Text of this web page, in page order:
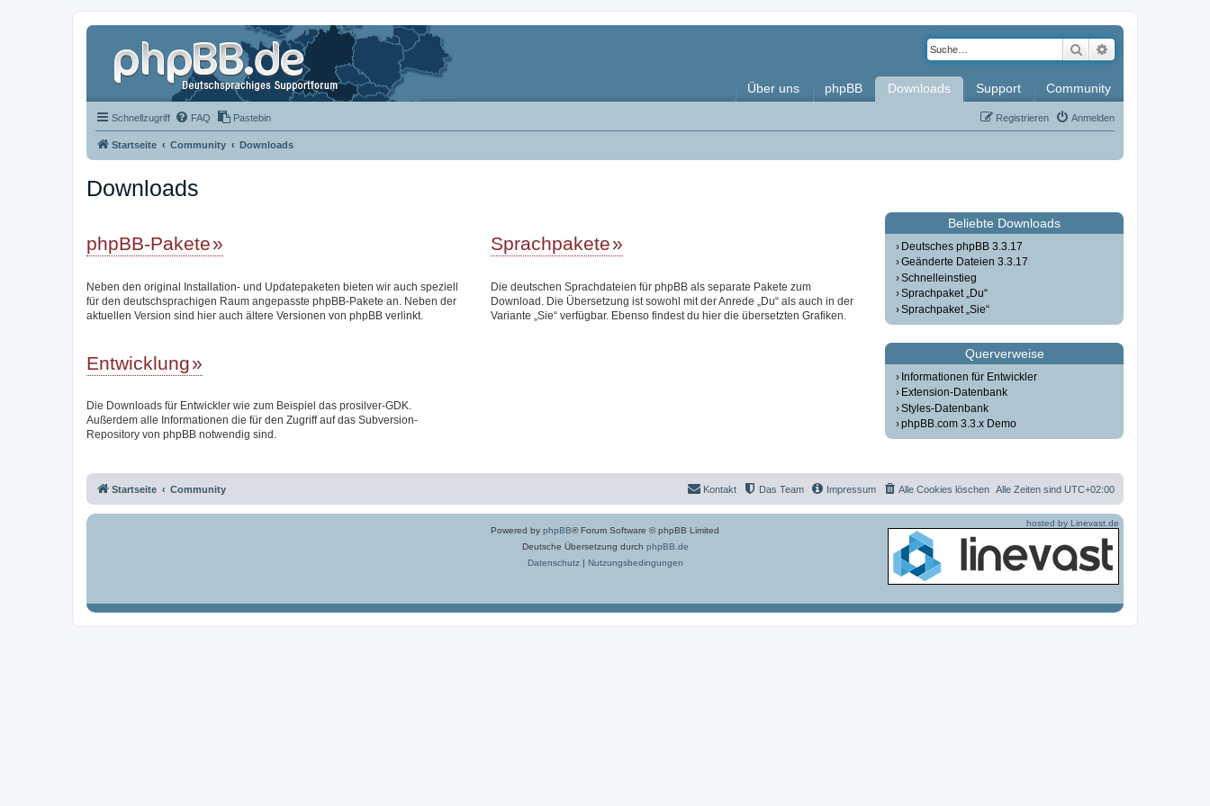
Suche
Über uns phpBB Downloads Support Community
Schnellzugriff FAQ Pastebin Anmelden
Registrieren
Startseite Community Downloads
Downloads
phpBB-Pakete
Neben den original Installation- und Updatepaketen bieten wir auch speziell
für den deutschsprachigen Raum angepasste phpBB-Pakete an. Neben der
aktuellen Version sind hier auch ältere Versionen von phpBB verlinkt.
Sprachpakete
Die deutschen Sprachdateien für phpBB als separate Pakete zum
Download. Die Übersetzung ist sowohl mit der Anrede „Du“ als auch in der
Variante „Sie“ verfügbar. Ebenso findest du hier die übersetzten Grafiken.
Entwicklung
Die Downloads für Entwickler wie zum Beispiel das prosilver-GDK.
Außerdem alle Informationen die für den Zugriff auf das Subversion-
Repository von phpBB notwendig sind.
Beliebte Downloads
Deutsches phpBB 3.3.17
Geänderte Dateien 3.3.17
Schnelleinstieg
Sprachpaket „Du“
Sprachpaket „Sie“
Querverweise
Informationen für Entwickler
Extension-Datenbank
Styles-Datenbank
phpBB.com 3.3.x Demo
Startseite Community Alle Zeiten sind UTC+02:00
Alle Cookies löschen
Impressum
Das Team
Kontakt
Powered by phpBB® Forum Software © phpBB Limited
Deutsche Übersetzung durch phpBB.de
Datenschutz| Nutzungsbedingungen
hosted by Linevast.de